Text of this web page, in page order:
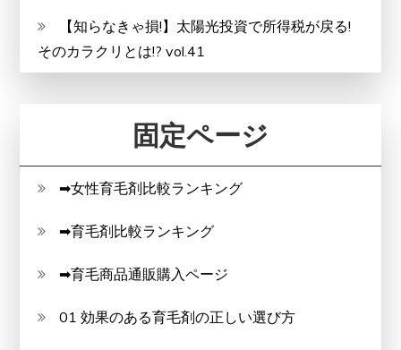
【知らなきゃ損!】太陽光投資で所得税が戻る!
そのカラクリとは!? vol.41
固定ページ
➡女性育毛剤比較ランキング
➡育毛剤比較ランキング
➡育毛商品通販購入ページ
01 効果のある育毛剤の正しい選び方